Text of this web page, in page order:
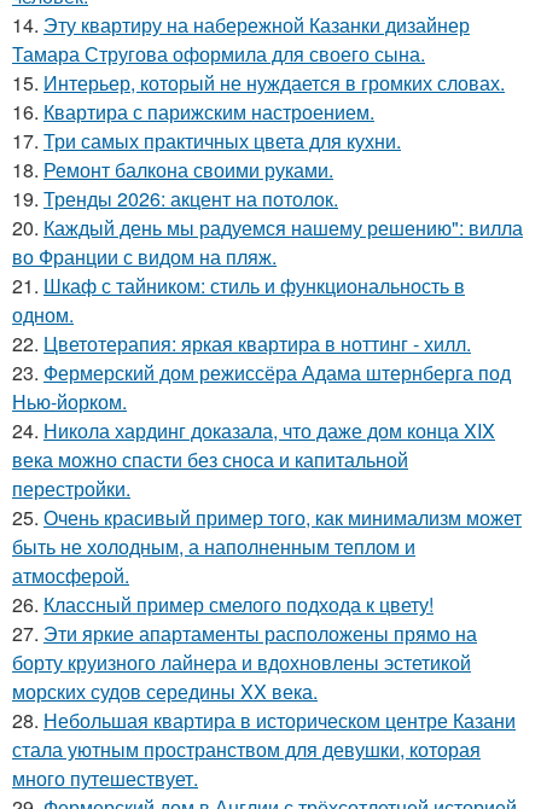
14. Эту квартиру на набережной Казанки дизайнер
Тамара Стругова оформила для своего сына.
15. Интерьер, который не нуждается в громких словах.
16. Квартира с парижским настроением.
17. Три самых практичных цвета для кухни.
18. Ремонт балкона своими руками.
19. Тренды 2026: акцент на потолок.
20. Каждый день мы радуемся нашему решению": вилла
во Франции с видом на пляж.
21. Шкаф с тайником: стиль и функциональность в
одном.
22. Цветотерапия: яркая квартира в ноттинг - хилл.
23. Фермерский дом режиссёра Адама штернберга под
Нью-йорком.
24. Никола хардинг доказала, что даже дом конца XIX
века можно спасти без сноса и капитальной
перестройки.
25. Очень красивый пример того, как минимализм может
быть не холодным, а наполненным теплом и
атмосферой.
26. Классный пример смелого подхода к цвету!
27. Эти яркие апартаменты расположены прямо на
борту круизного лайнера и вдохновлены эстетикой
морских судов середины XX века.
28. Небольшая квартира в историческом центре Казани
стала уютным пространством для девушки, которая
много путешествует.